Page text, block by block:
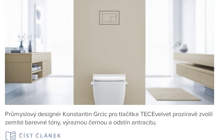
Průmyslový designér Konstantin Grcic pro tlačítka TECEvelvet prozíravě zvolil
zemité barevné tóny, výraznou černou a odstín antracitu.
ČÍST ČLÁNEK